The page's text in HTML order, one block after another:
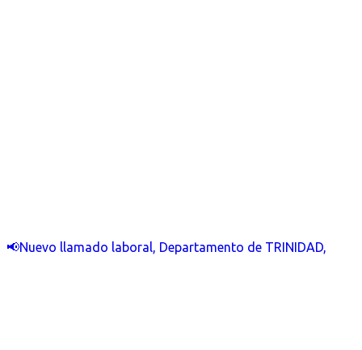
📢Nuevo llamado laboral, Departamento de TRINIDAD,